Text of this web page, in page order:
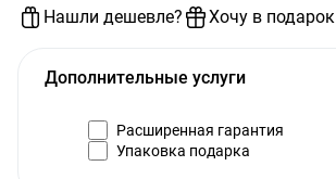
Нашли дешевле? Хочу в подарок
Дополнительные услуги
Расширенная гарантия
Упаковка подарка